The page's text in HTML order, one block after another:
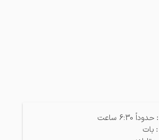
: حدوداً 6:30 ساعت
: بات